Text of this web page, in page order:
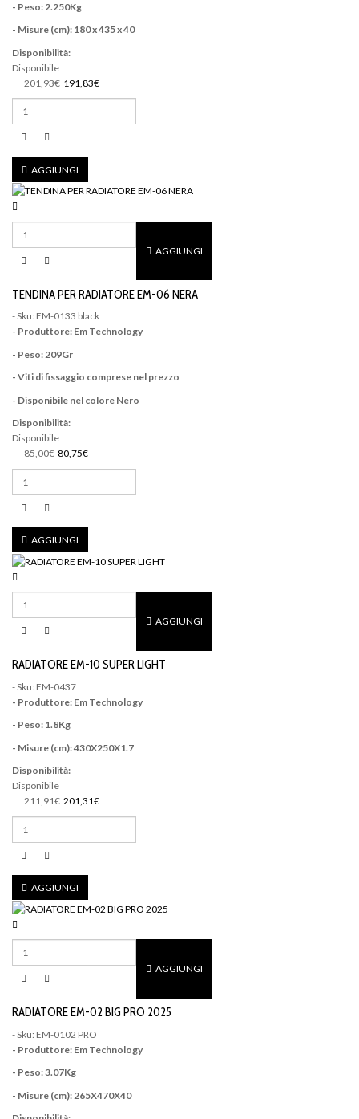
- Peso: 2.250Kg
- Misure (cm): 180 x 435 x 40
Disponibilità:
Disponibile
201,93€ 191,83€
AGGIUNGI
AGGIUNGI
TENDINA PER RADIATORE EM-06 NERA
- Sku: EM-0133 black
- Produttore: Em Technology
- Peso: 209Gr
- Viti di fissaggio comprese nel prezzo
- Disponibile nel colore Nero
Disponibilità:
Disponibile
85,00€ 80,75€
AGGIUNGI
AGGIUNGI
RADIATORE EM-10 SUPER LIGHT
- Sku: EM-0437
- Produttore: Em Technology
- Peso: 1.8Kg
- Misure (cm): 430X250X1.7
Disponibilità:
Disponibile
211,91€ 201,31€
AGGIUNGI
AGGIUNGI
RADIATORE EM-02 BIG PRO 2025
- Sku: EM-0102 PRO
- Produttore: Em Technology
- Peso: 3.07Kg
- Misure (cm): 265X470X40